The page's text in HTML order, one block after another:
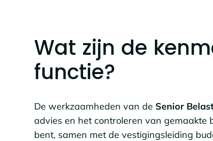
Wat zijn de
functie?
De werkzaamheden van de Senior
advies en het controleren van gemaakte
bent, samen met de vestigingsleiding